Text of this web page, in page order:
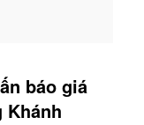
báo giá